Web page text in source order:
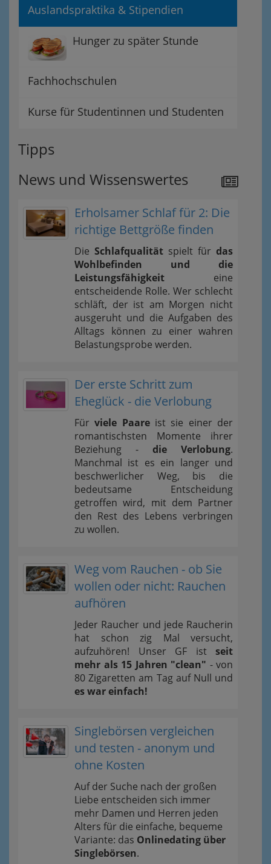
Auslandspraktika & Stipendien
Hunger zu später Stunde
Fachhochschulen
Kurse für Studentinnen und Studenten
Tipps
News und Wissenswertes
Erholsamer Schlaf für 2: Die
richtige Bettgröße finden
Die Schlafqualität spielt für das
Wohlbefinden und die
Leistungsfähigkeit eine
entscheidende Rolle. Wer schlecht
schläft, der ist am Morgen nicht
ausgeruht und die Aufgaben des
Alltags können zu einer wahren
Belastungsprobe werden.
Der erste Schritt zum
Eheglück - die Verlobung
Fürviele Paareist sie einer der
romantischsten Momente ihrer
Beziehung - die Verlobung.
Manchmal ist es ein langer und
beschwerlicher Weg, bis die
bedeutsame Entscheidung
getroffen wird, mit dem Partner
den Rest des Lebens verbringen
zu wollen.
Weg vom Rauchen - ob Sie
wollen oder nicht: Rauchen
aufhören
Jeder Raucher und jede Raucherin
hat schon zig Mal versucht,
aufzuhören! Unser GF ist seit
mehr als 15 Jahren "clean" - von
80 Zigaretten am Tag auf Null und
es war einfach!
Singlebörsen vergleichen
und testen - anonym und
ohne Kosten
Auf der Suche nach der großen
Liebe entscheiden sich immer
mehr Damen und Herren jeden
Alters für die einfache, bequeme
Variante: das Onlinedating über
Singlebörsen.